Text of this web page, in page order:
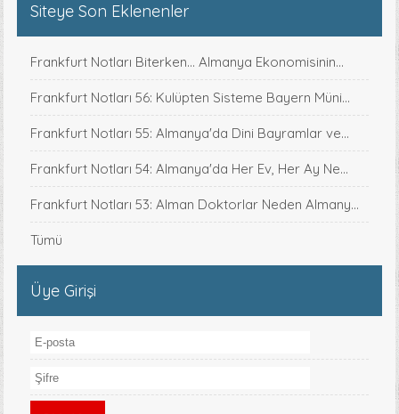
Siteye Son Eklenenler
Frankfurt Notları Biterken... Almanya Ekonomisinin...
Frankfurt Notları 56: Kulüpten Sisteme Bayern Müni...
Frankfurt Notları 55: Almanya'da Dini Bayramlar ve...
Frankfurt Notları 54: Almanya'da Her Ev, Her Ay Ne...
Frankfurt Notları 53: Alman Doktorlar Neden Almany...
Tümü
Üye Girişi